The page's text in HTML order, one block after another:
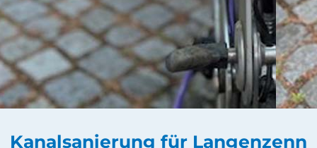
Kanalsanierung für Langenzenn